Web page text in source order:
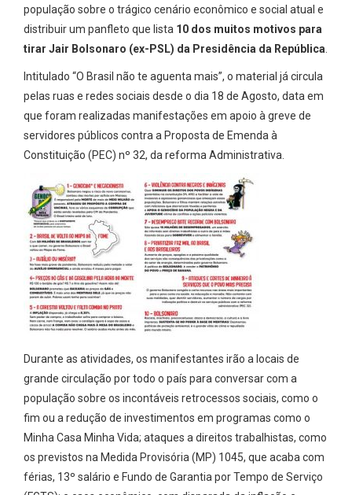
população sobre o trágico cenário econômico e social atual e
distribuir um panfleto que lista 10 dos muitos motivos para
tirar Jair Bolsonaro (ex-PSL) da Presidência da República
Intitulado “O Brasil não te aguenta mais”, o material já circula
pelas ruas e redes sociais desde o dia 18 de Agosto, data em
que foram realizadas manifestações em apoio à greve de
servidores públicos contra a Proposta de Emenda à
Constituição (PEC) nº 32, da reforma Administrativa.
Durante as atividades, os manifestantes irão a locais de
grande circulação por todo o país para conversar com a
população sobre os incontáveis retrocessos sociais, como o
fim ou a redução de investimentos em programas como o
Minha Casa Minha Vida; ataques a direitos trabalhistas, como
os previstos na Medida Provisória (MP) 1045, que acaba com
férias, 13º salário e Fundo de Garantia por Tempo de Serviço